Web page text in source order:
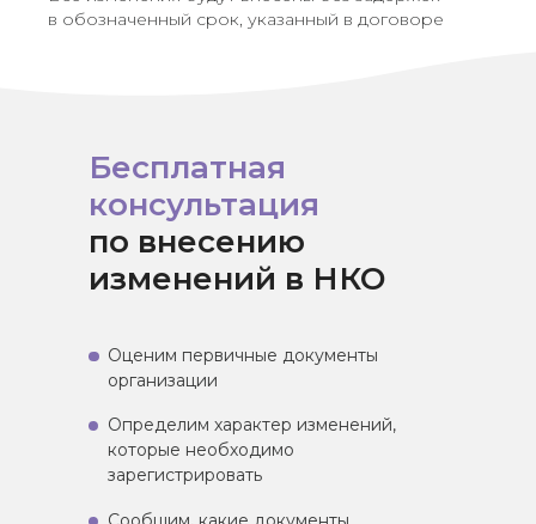
в обозначенный срок, указанный в договоре
Бесплатная
консультация
по внесению
изменений в НКО
Оценим первичные документы
организации
Определим характер изменений,
которые необходимо
зарегистрировать